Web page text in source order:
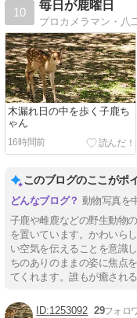
10
毎日が鹿曜日
木漏れ日の中を歩く子鹿ち
ゃん
16時間前
このブログのここがポ
動物写真を
子鹿や雌鹿などの野生動物
を置いています。かわいら
い空気を伝えることを意識
ちのありのままの姿に焦点
てくれます。誰もが癒され
1253092 29